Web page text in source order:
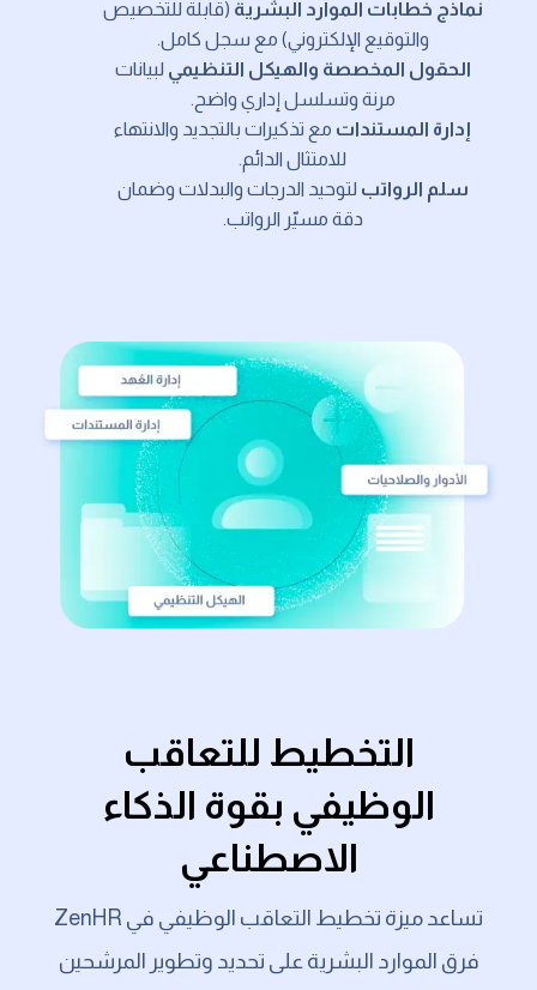
نماذج خطابات الموارد البشرية (قابلة للتخصيص
والتوقيع الإلكتروني) مع سجل كامل.
الحقول المخصصة والهيكل التنظيمي لبيانات
مرنة وتسلسل إداري واضح.
إدارة المستندات مع تذكيرات بالتجديد والانتهاء
للامتثال الدائم.
سلم الرواتب لتوحيد الدرجات والبدلات وضمان
دقة مسيّر الرواتب.
التخطيط للتعاقب
الوظيفي بقوة الذكاء
الاصطناعي
تساعد ميزة تخطيط التعاقب الوظيفي في ZenHR
فرق الموارد البشرية على تحديد وتطوير المرشحين